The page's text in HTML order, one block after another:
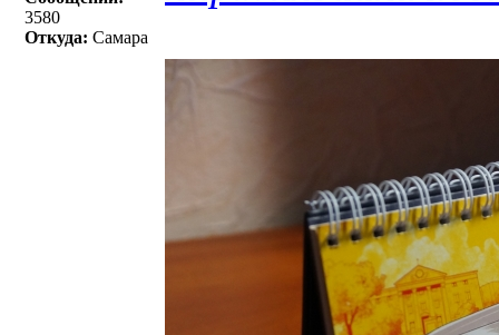
3580
Откуда: Самара